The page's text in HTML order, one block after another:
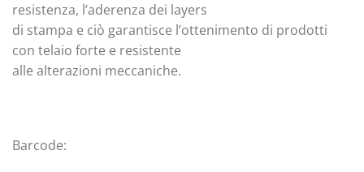
resistenza, l’aderenza dei layers
di stampa e ciò garantisce l’ottenimento di prodotti
con telaio forte e resistente
alle alterazioni meccaniche.
Barcode: